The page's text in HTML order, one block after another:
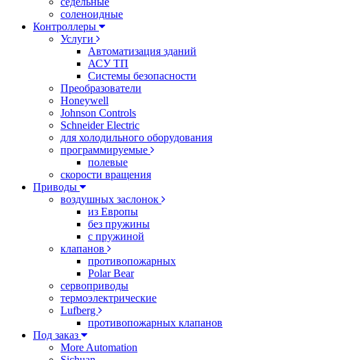
соленоидные
Контроллеры
Услуги
Автоматизация зданий
АСУ ТП
Системы безопасности
Преобразователи
Honeywell
Johnson Controls
Schneider Electric
для холодильного оборудования
программируемые
полевые
скорости вращения
Приводы
воздушных заслонок
из Европы
без пружины
с пружиной
клапанов
противопожарных
Polar Bear
сервоприводы
термоэлектрические
Lufberg
противопожарных клапанов
Под заказ
More Automation